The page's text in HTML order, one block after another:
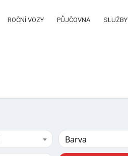
ROČNÍ VOZY PŮJČOVNA SLUŽBY
Barva